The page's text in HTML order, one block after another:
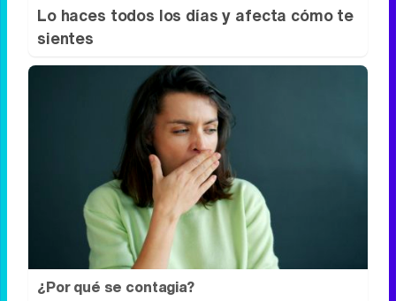
¿Sabes qué baja tu ánimo?
Lo haces todos los días y afecta cómo te
sientes